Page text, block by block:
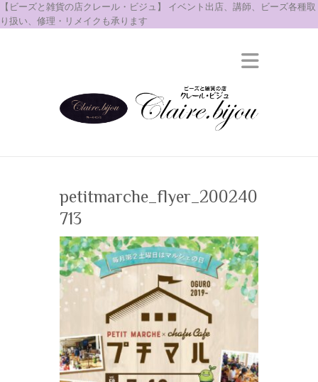
【ビーズと雑貨の店クレール・ビジュ】 イベント出店、講師、ビーズ各種取
り扱い、修理・リメイクも承ります
petitmarche_flyer_200240
713